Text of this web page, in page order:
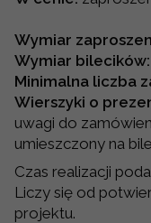
Wymiar
Wymiar bilecików:
Minimalna liczba
Wierszyki o
uwagi do
umieszczony na
Czas realizacji
Liczy się od
projektu.